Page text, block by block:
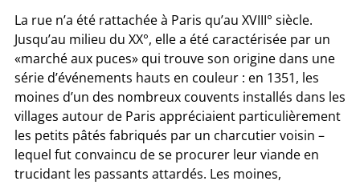
La rue n’a été rattachée à Paris qu’au XVIII° siècle.
Jusqu’au milieu du XX°, elle a été caractérisée par un
«marché aux puces» qui trouve son origine dans une
série d’événements hauts en couleur : en 1351, les
moines d’un des nombreux couvents installés dans les
villages autour de Paris appréciaient particulièrement
les petits pâtés fabriqués par un charcutier voisin –
lequel fut convaincu de se procurer leur viande en
trucidant les passants attardés. Les moines,